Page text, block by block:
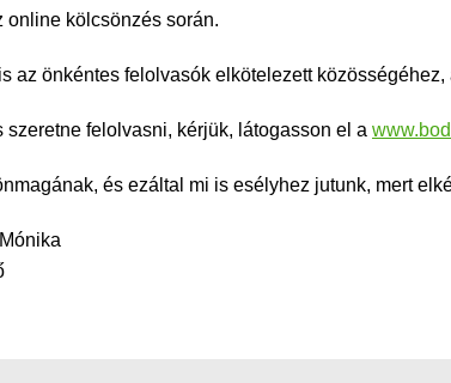
online kölcsönzés során.
az önkéntes felolvasók elkötelezett
szeretne felolvasni, kérjük, látogasson el a
és ezáltal mi is esélyhez jutunk, mert